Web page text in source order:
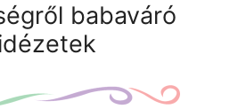
babaváró